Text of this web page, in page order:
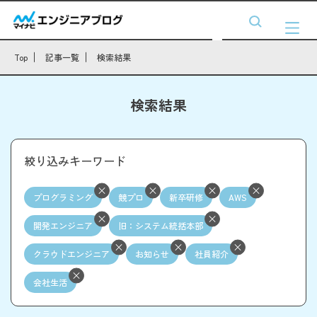
Top 記事一覧 検索結果
検索結果
絞り込みキーワード
プログラミング 競プロ 新卒研修 AWS
開発エンジニア 旧：システム統括本部
クラウドエンジニア お知らせ 社員紹介
会社生活